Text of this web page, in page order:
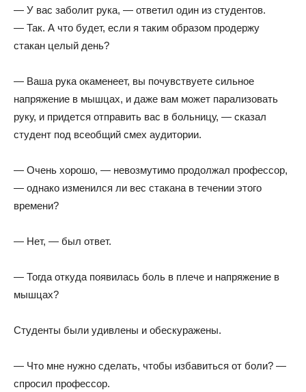
— У вас заболит рука, — ответил один из студентов.
— Так. А что будет, если я таким образом продержу
стакан целый день?
— Ваша рука окаменеет, вы почувствуете сильное
напряжение в мышцах, и даже вам может парализовать
руку, и придется отправить вас в больницу, — сказал
студент под всеобщий смех аудитории.
— Очень хорошо, — невозмутимо продолжал профессор,
— однако изменился ли вес стакана в течении этого
времени?
— Нет, — был ответ.
— Тогда откуда появилась боль в плече и напряжение в
мышцах?
Студенты были удивлены и обескуражены.
— Что мне нужно сделать, чтобы избавиться от боли? —
спросил профессор.